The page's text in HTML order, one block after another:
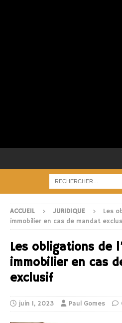
ACCUEIL JURIDIQUE
Les
immobilier en cas de mandat
Les obligations de
immobilier en cas
exclusif
juin 1, 2023 Paul Gomes